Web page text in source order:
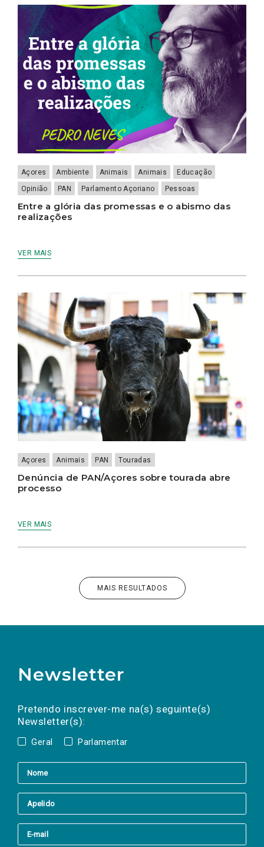
Açores Ambiente Animais Animais
Educação
Opinião
PAN Parlamento Açoriano Pessoas
Entre a glória das promessas e o abismo das
realizações
VER MAIS
Açores Animais PAN Touradas
Denúncia de PAN/Açores sobre tourada abre
processo
VER MAIS
MAIS RESULTADOS
Newsletter
Pretendo inscrever-me na(s) seguinte(s)
Newsletter(s):
Geral Parlamentar
a(s) newsletter(s).
mail